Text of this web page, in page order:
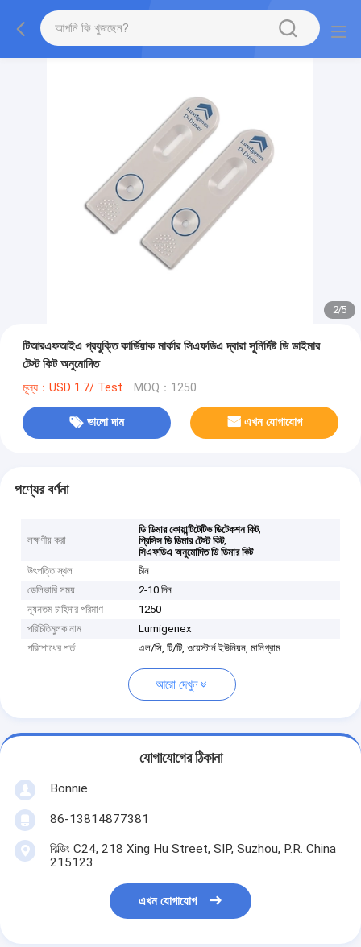
2/5
টিআরএফআইএ প্রযুক্তি কার্ডিয়াক মার্কার সিএফডিএ দ্বারা সুনির্দিষ্ট ডি ডাইমার
টেস্ট কিট অনুমোদিত
মূল্য：USD 1.7/ Test MOQ：1250
ভালো দাম এখন যোগাযোগ
পণ্যের বর্ণনা
লক্ষণীয় করা
ডি ডিমার কোয়ান্টিটেটিভ ডিটেকশন কিট,
প্রিসিস ডি ডিমার টেস্ট কিট,
সিএফডিএ অনুমোদিত ডি ডিমার কিট
উৎপত্তি স্থল
চীন
ডেলিভারি সময়
2-10 দিন
ন্যূনতম চাহিদার পরিমাণ
1250
পরিচিতিমুলক নাম
Lumigenex
পরিশোধের শর্ত
এল/সি, টি/টি, ওয়েস্টার্ন ইউনিয়ন, মানিগ্রাম
আরো দেখুন
যোগাযোগের ঠিকানা
Bonnie
86-13814877381
বিল্ডিং C24, 218 Xing Hu Street, SIP, Suzhou, P.R. China
215123
এখন যোগাযোগ